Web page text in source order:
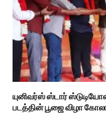
யுனிவர்ஸ் ஸ்டார்
படத்தின் பூஜை விழா